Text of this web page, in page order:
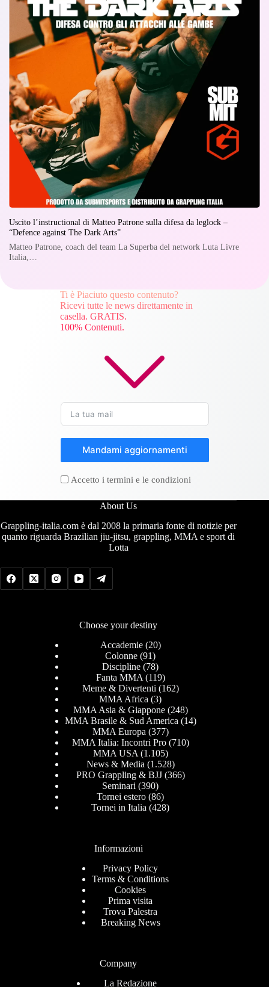
Uscito l’instructional di Matteo Patrone sulla difesa da leglock –
“Defence against The Dark Arts”
Matteo Patrone, coach del team La Superba del network Luta Livre
Italia,…
Ti è Piaciuto questo contenuto?
Ricevi tutte le news direttamente in
casella. GRATIS.
100% Contenuti.
Mandami aggiornamenti
Accetto i termini e le condizioni
About Us
Grappling-italia.com è dal 2008 la primaria fonte di notizie per
quanto riguarda Brazilian jiu-jitsu, grappling, MMA e sport di
Lotta
Choose your destiny
Accademie(20)
Colonne (91)
Discipline (78)
Fanta MMA (119)
Meme & Divertenti (162)
MMA Africa (3)
MMA Asia & Giappone(248)
MMA Brasile & Sud America (14)
MMA Europa (377)
MMA Italia: Incontri Pro(710)
MMA USA (1.105)
News & Media (1.528)
PRO Grappling & BJJ(366)
Seminari (390)
Tornei estero (86)
Tornei in Italia (428)
Informazioni
Privacy Policy
Terms & Conditions
Cookies
Prima visita
Trova Palestra
Breaking News
Company
La Redazione